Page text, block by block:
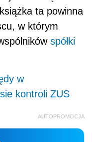
ta powinna
w którym
spółki
w
kontroli ZUS
AUTOPROMOCJA